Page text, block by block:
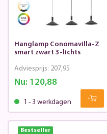
Hanglamp Conomavilla-Z
smart zwart 3-lichts
Nu:120,88
Adviesprijs: 207,95
1 - 3 werkdagen
Bestseller